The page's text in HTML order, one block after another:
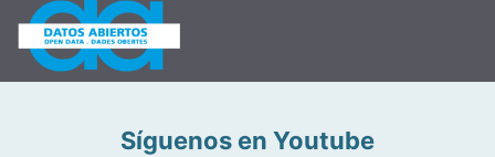
Síguenos en Youtube